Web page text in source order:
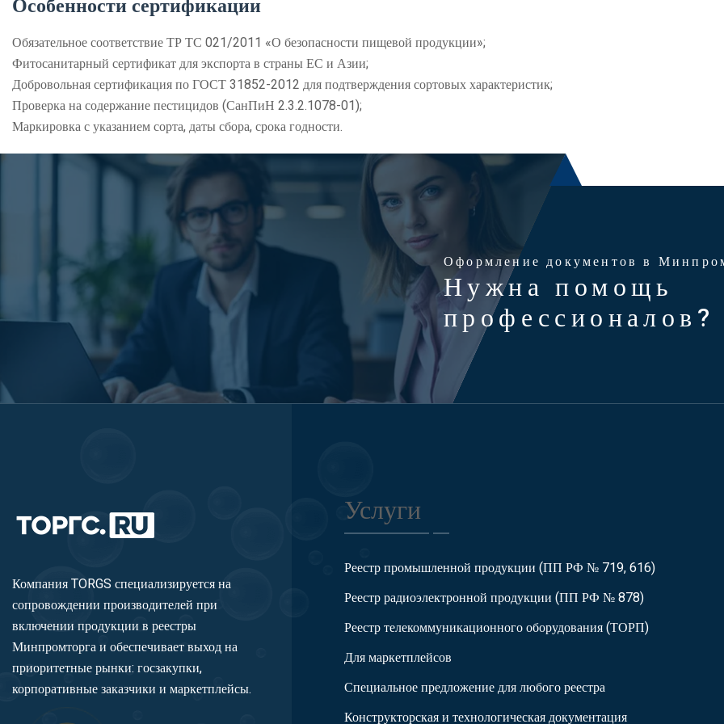
Особенности сертификации
Обязательное соответствие ТР ТС 021/2011 «О безопасности пищевой продукции»;
Фитосанитарный сертификат для экспорта в страны ЕС и Азии;
Добровольная сертификация по ГОСТ 31852-2012 для подтверждения сортовых характеристик;
Проверка на содержание пестицидов (СанПиН 2.3.2.1078-01);
Маркировка с указанием сорта, даты сбора, срока годности.
Оформление документов в
Нужна помощь
профессионалов?
Компания TORGS специализируется на
сопровождении производителей при
включении продукции в реестры
Минпромторга и обеспечивает выход на
приоритетные рынки: госзакупки,
корпоративные заказчики и маркетплейсы.
Услуги
Реестр промышленной продукции (ПП РФ № 719, 616)
Реестр радиоэлектронной продукции (ПП РФ № 878)
Реестр телекоммуникационного оборудования (ТОРП)
Для маркетплейсов
Специальное предложение для любого реестра
Конструкторская и технологическая документация